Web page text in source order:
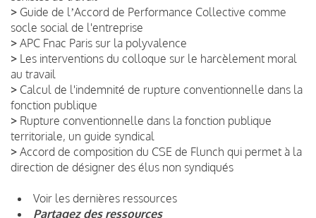
> Guide de lʼAccord de Performance Collective comme
socle social de l'entreprise
> APC Fnac Paris sur la polyvalence
> Les interventions du colloque sur le harcèlement moral
au travail
> Calcul de l'indemnité de rupture conventionnelle dans la
fonction publique
> Rupture conventionnelle dans la fonction publique
territoriale, un guide syndical
> Accord de composition du CSE de Flunch qui permet à la
direction de désigner des élus non syndiqués
Voir les dernières ressources
Partagez des ressources